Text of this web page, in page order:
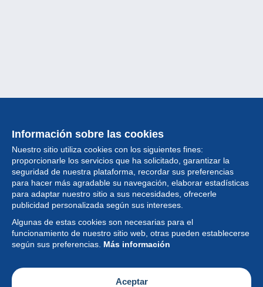
Información sobre las cookies
Nuestro sitio utiliza cookies con los siguientes fines:
proporcionarle los servicios que ha solicitado, garantizar la
seguridad de nuestra plataforma, recordar sus preferencias
para hacer más agradable su navegación, elaborar estadísticas
para adaptar nuestro sitio a sus necesidades, ofrecerle
publicidad personalizada según sus intereses.
Algunas de estas cookies son necesarias para el
funcionamiento de nuestro sitio web, otras pueden establecerse
según sus preferencias. Más información
Aceptar
Colección
Noticias
Funcionalidad
Empresa